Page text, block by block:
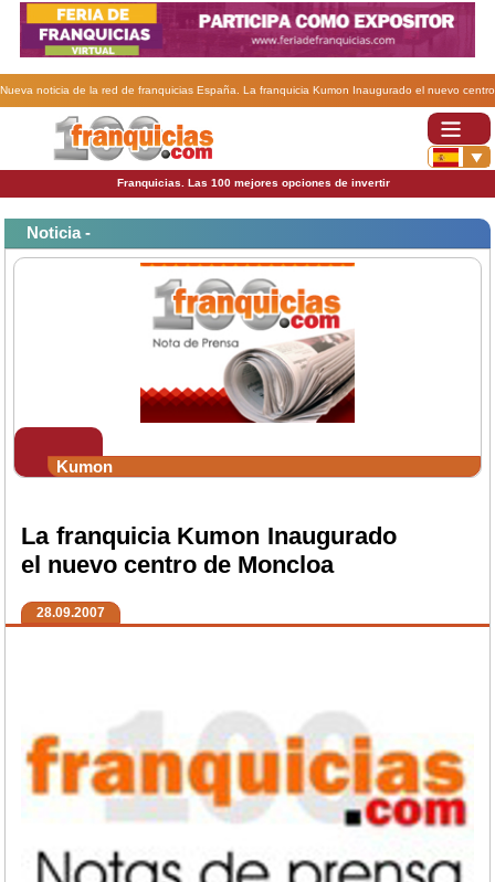
Nueva noticia de la red de franquicias España. La franquicia Kumon Inaugurado el nuevo centro
Franquicias. Las 100 mejores opciones de invertir
Noticia -
Kumon
La franquicia Kumon Inaugurado
el nuevo centro de Moncloa
28.09.2007